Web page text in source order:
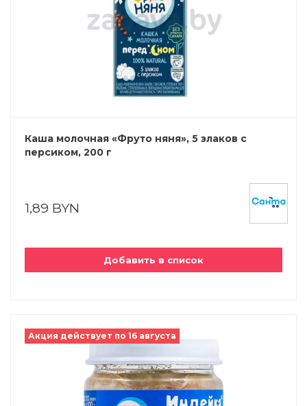
Каша молочная «Фруто няня», 5 злаков с
персиком, 200 г
1,89 BYN
Добавить в список
Акция действует по 16 августа